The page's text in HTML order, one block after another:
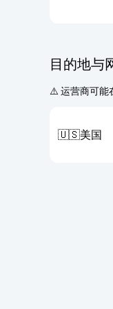
目的地与
⚠️ 运营商可能
🇺🇸美国